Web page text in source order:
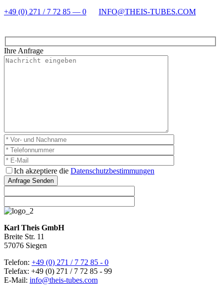
+49 (0) 271 / 7 72 85 — 0 INFO@THEIS-TUBES.COM
Ihre Anfrage
Ich akzep­tiere die Daten­schutz­be­stim­mungen
Anfrage Senden
Karl Theis GmbH
Breite Str. 11
57076 Siegen
Telefon: +49 (0) 271 / 7 72 85 - 0
Telefax: +49 (0) 271 / 7 72 85 - 99
E-Mail: info@theis-tubes.com